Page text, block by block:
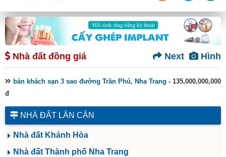
Nhà đất đồng giá Hình
Next
bán khách sạn 3 sao đường Trần Phú, Nha Trang - 135,000,000,000
đ
NHÀ ĐẤT LÂN CẬN
Nhà đất Khánh Hòa
Nhà đất Thành phố Nha Trang